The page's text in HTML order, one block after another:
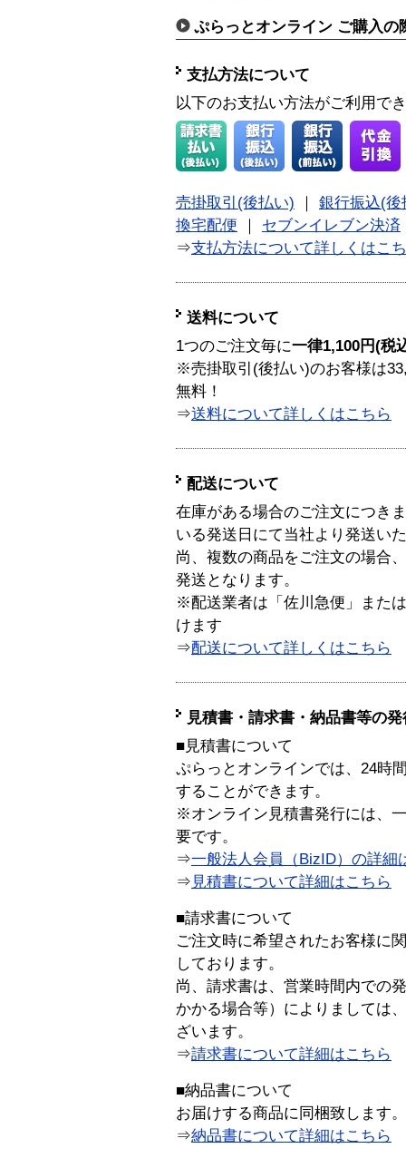
ぷらっとオンライン ご購入の
支払方法について
以下のお支払い方法がご利用で
売掛取引(後払い)
銀行振込(後
換宅配便
セブンイレブン決済
⇒支払方法について詳しくはこ
送料について
1つのご注文毎に一律1,100円(税
※売掛取引(後払い)のお客様は
無料！
⇒送料について詳しくはこちら
配送について
在庫がある場合のご注文につき
いる発送日にて当社より発送い
尚、複数の商品をご注文の場合
発送となります。
※配送業者は「佐川急便」また
けます
⇒配送について詳しくはこちら
見積書・請求書・納品書等の
■見積書について
ぷらっとオンラインでは、24時
することができます。
※オンライン見積書発行には、
要です。
⇒一般法人会員（BizID）の詳細
⇒ 見積書について詳細はこちら
■請求書について
ご注文時に希望されたお客様に
しております。
尚、請求書は、営業時間内での
かかる場合等）によりましては
ざいます。
⇒請求書について詳細はこちら
■納品書について
お届けする商品に同梱致します。
⇒納品書について詳細はこちら